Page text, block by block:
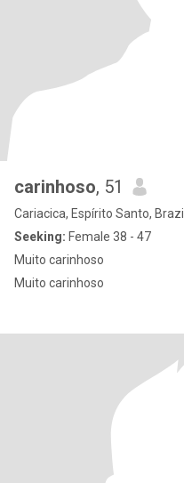
carinhoso, 51
Cariacica, Espírito Santo, Brazil
Seeking: Female 38 - 47
Muito carinhoso
Muito carinhoso